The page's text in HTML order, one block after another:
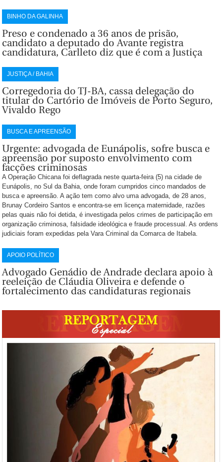
BINHO DA GALINHA
Preso e condenado a 36 anos de prisão,
candidato a deputado do Avante registra
candidatura, Carlleto diz que é com a Justiça
JUSTIÇA / BAHIA
Corregedoria do TJ-BA, cassa delegação do
titular do Cartório de Imóveis de Porto Seguro,
Vivaldo Rego
BUSCA E APREENSÃO
Urgente: advogada de Eunápolis, sofre busca e
apreensão por suposto envolvimento com
facções criminosas
A Operação Chicana foi deflagrada neste quarta-feira (5) na cidade de
Eunápolis, no Sul da Bahia, onde foram cumpridos cinco mandados de
busca e apreensão. A ação tem como alvo uma advogada, de 28 anos,
Brunay Cordeiro Santos e encontra-se em licença maternidade, razões
pelas quais não foi detida, é investigada pelos crimes de participação em
organização criminosa, falsidade ideológica e fraude processual. As ordens
judiciais foram expedidas pela Vara Criminal da Comarca de Itabela.
APOIO POLÍTICO
Advogado Genádio de Andrade declara apoio à
reeleição de Cláudia Oliveira e defende o
fortalecimento das candidaturas regionais